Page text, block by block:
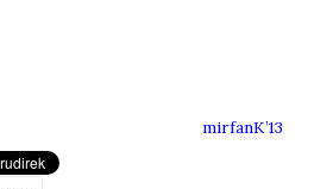
mirfanK’13